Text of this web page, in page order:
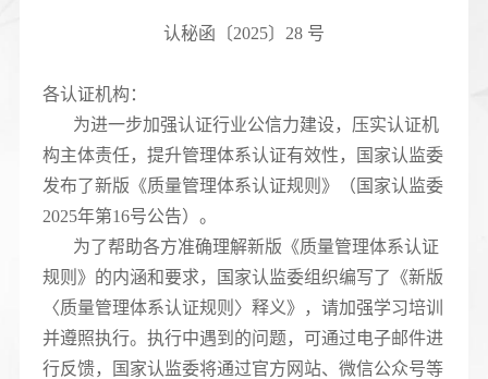
认秘函〔2025〕28 号
各认证机构：
为进一步加强认证行业公信力建设，压实认证机
构主体责任，提升管理体系认证有效性，国家认监委
发布了新版《质量管理体系认证规则》（国家认监委
2025年第16号公告）。
为了帮助各方准确理解新版《质量管理体系认证
规则》的内涵和要求，国家认监委组织编写了《新版
〈质量管理体系认证规则〉释义》，请加强学习培训
并遵照执行。执行中遇到的问题，可通过电子邮件进
行反馈，国家认监委将通过官方网站、微信公众号等